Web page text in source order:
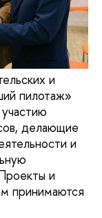
и
пилотаж»
делающие
и
и
принимаются